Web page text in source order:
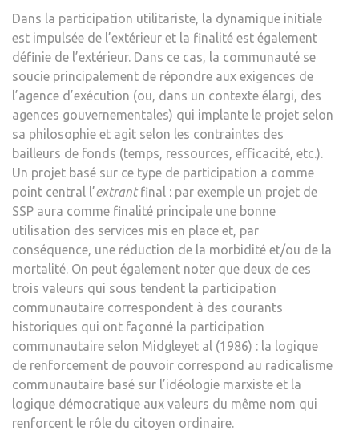
Dans la participation utilitariste, la dynamique initiale
est impulsée de l’extérieur et la finalité est également
définie de l’extérieur. Dans ce cas, la communauté se
soucie principalement de répondre aux exigences de
l’agence d’exécution (ou, dans un contexte élargi, des
agences gouvernementales) qui implante le projet selon
sa philosophie et agit selon les contraintes des
bailleurs de fonds (temps, ressources, efficacité, etc.).
Un projet basé sur ce type de participation a comme
point central l’extrantfinal : par exemple un projet de
SSP aura comme finalité principale une bonne
utilisation des services mis en place et, par
conséquence, une réduction de la morbidité et/ou de la
mortalité. On peut également noter que deux de ces
trois valeurs qui sous tendent la participation
communautaire correspondent à des courants
historiques qui ont façonné la participation
communautaire selon Midgleyet al (1986) : la logique
de renforcement de pouvoir correspond au radicalisme
communautaire basé sur l’idéologie marxiste et la
logique démocratique aux valeurs du même nom qui
renforcent le rôle du citoyen ordinaire.